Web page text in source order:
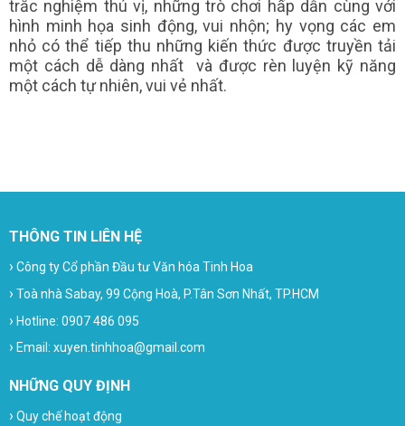
trắc nghiệm thú vị, những trò chơi hấp dẫn cùng với
hình minh họa sinh động, vui nhộn; hy vọng các em
nhỏ có thể tiếp thu những kiến thức được truyền tải
một cách dễ dàng nhất và được rèn luyện kỹ năng
một cách tự nhiên, vui vẻ nhất.
THÔNG TIN LIÊN HỆ
› Công ty Cổ phần Đầu tư Văn hóa Tinh Hoa
› Toà nhà Sabay, 99 Cộng Hoà, P.Tân Sơn Nhất, TP.HCM
› Hotline: 0907 486 095
› Email: xuyen.tinhhoa@gmail.com
NHỮNG QUY ĐỊNH
› Quy chế hoạt động